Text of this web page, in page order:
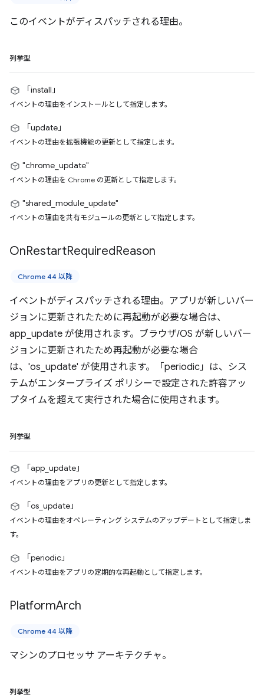
このイベントがディスパッチされる理由。
列挙型
「install」
イベントの理由をインストールとして指定します。
「update」
イベントの理由を拡張機能の更新として指定します。
"chrome_update"
イベントの理由を Chrome の更新として指定します。
"shared_module_update"
イベントの理由を共有モジュールの更新として指定します。
OnRestartRequiredReason
Chrome 44 以降
イベントがディスパッチされる理由。アプリが新しいバー
ジョンに更新されたために再起動が必要な場合は、
app_update が使用されます。ブラウザ/OS が新しいバー
ジョンに更新されたため再起動が必要な場合
は、'os_update' が使用されます。「periodic」は、シス
テムがエンタープライズ ポリシーで設定された許容アッ
プタイムを超えて実行された場合に使用されます。
列挙型
「app_update」
イベントの理由をアプリの更新として指定します。
「os_update」
イベントの理由をオペレーティング システムのアップデートとして指定しま
す。
「periodic」
イベントの理由をアプリの定期的な再起動として指定します。
PlatformArch
Chrome 44 以降
マシンのプロセッサ アーキテクチャ。
列挙型